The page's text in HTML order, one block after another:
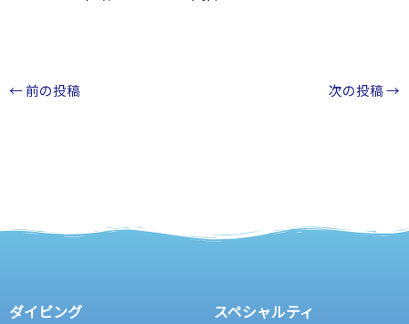
← 前の投稿 次の投稿→
ダイビング スペシャルティ